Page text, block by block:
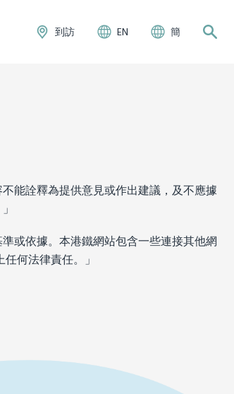
到訪 EN 簡
能詮釋為提供意見或作出建議，及不應據
或依據。本港鐵網站包含一些連接其他網
何法律責任。」